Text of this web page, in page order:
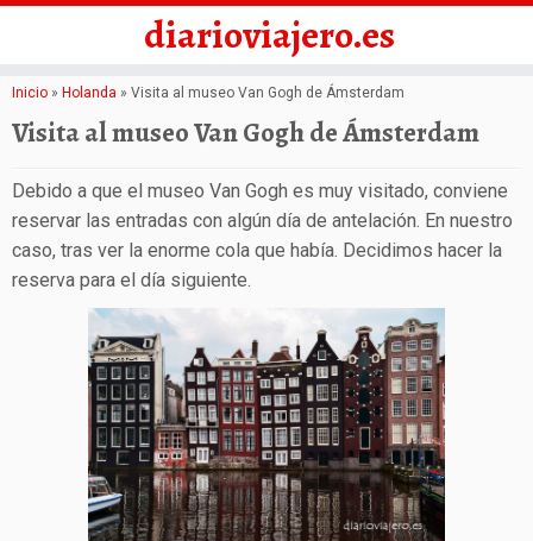
Saltar
al
contenido
diarioviajero.es
Inicio » Holanda » Visita al museo Van Gogh de Ámsterdam
Visita al museo Van Gogh de Ámsterdam
Debido a que el museo Van Gogh es muy visitado, conviene
reservar las entradas con algún día de antelación. En nuestro
caso, tras ver la enorme cola que había. Decidimos hacer la
reserva para el día siguiente.